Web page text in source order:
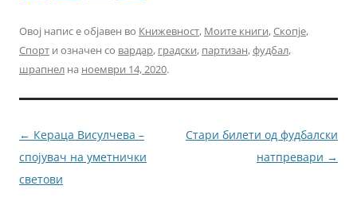
c
e
o
k
itt
er
ai
l
ss
e
er
Овој напис е објавен во Книжевност, Моите книги,Скопје,
Спорт и означен со вардар, градски, партизан,фудбал,
шрапнел на ноември 14, 2020.
Навигација
за
написи
← Кераца Висулчева –
спојувач на уметнички
светови
Стари билети од фудбалски
натпревари →